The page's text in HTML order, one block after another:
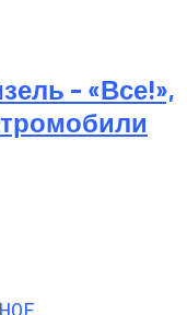
– «все!»,